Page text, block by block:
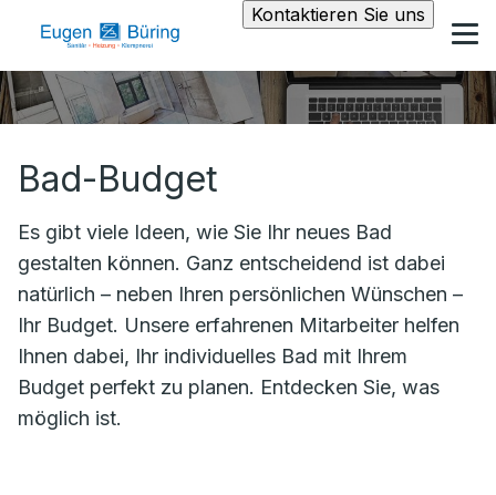
Kontaktieren Sie uns
Bad-Budget
Es gibt viele Ideen, wie Sie Ihr neues Bad
gestalten können. Ganz entscheidend ist dabei
natürlich – neben Ihren persönlichen Wünschen –
Ihr Budget. Unsere erfahrenen Mitarbeiter helfen
Ihnen dabei, Ihr individuelles Bad mit Ihrem
Budget perfekt zu planen. Entdecken Sie, was
möglich ist.